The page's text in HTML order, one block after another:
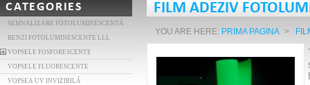
CATEGORIES
SEMNALIZARE FOTOLUMINESCENTĂ
BENZI FOTOLUMINESCENTE LLL
VOPSELE FOSFORESCENTE
VOPSELE FLUORESCENTE
VOPSEA UV INVIZIBILĂ
FILM ADEZIV
YOU ARE HERE: PRIMA PAGINA >